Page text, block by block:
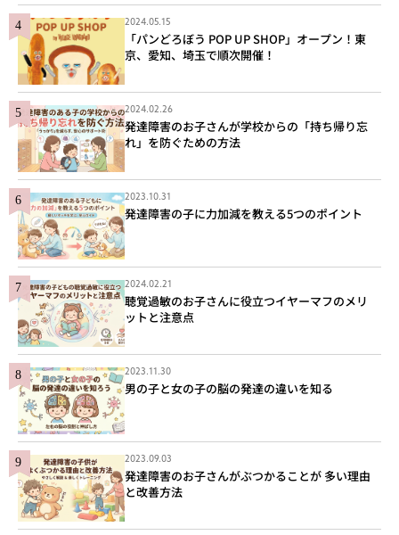
2024.05.15
「パンどろぼう POP UP SHOP」オープン！東
京、愛知、埼玉で順次開催！
2024.02.26
発達障害のお子さんが学校からの「持ち帰り忘
れ」を防ぐための方法
2023.10.31
発達障害の子に力加減を教える5つのポイント
2024.02.21
聴覚過敏のお子さんに役立つイヤーマフのメリ
ットと注意点
2023.11.30
男の子と女の子の脳の発達の違いを知る
2023.09.03
発達障害のお子さんがぶつかることが 多い理由
と改善方法